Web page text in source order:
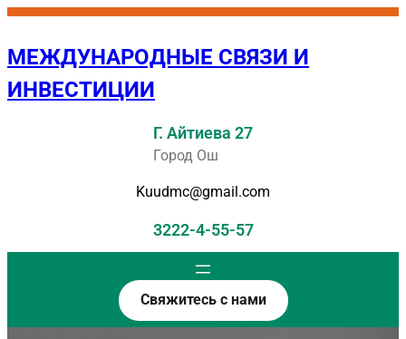
Перейти
содержимому
МЕЖДУНАРОДНЫЕ СВЯЗИ И
ИНВЕСТИЦИИ
Г. Айтиева 27
Город Ош
Kuudmc@gmail.com
3222-4-55-57
Свяжитесь с нами